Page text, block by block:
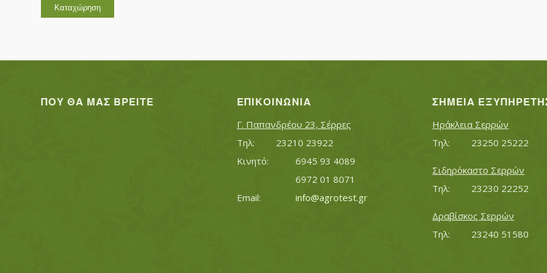
ΠΟΥ ΘΑ ΜΑΣ ΒΡΕΊΤΕ ΕΠΙΚΟΙΝΩΝΊΑ
Γ. Παπανδρέου 23, Σέρρες
Τηλ:		23210 23922
Κινητό:		6945 93 4089
			6972 01 8071
info@agrotest.gr
ΣΗΜΕΊΑ
Ηράκλεια Σερρών
Τηλ:		23250 25222
Σιδηρόκαστο Σερρών
Τηλ:		23230 22252
Δραβίσκος Σερρών
Τηλ:		23240 51580